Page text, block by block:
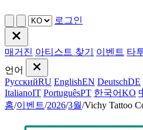
로그인
매거진 아티스트 찾기 이벤트 타
언어
РусскийRU EnglishEN DeutschDE
ItalianoIT PortuguêsPT 한국어KO
홈/이벤트/2026/3월/Vichy Tattoo